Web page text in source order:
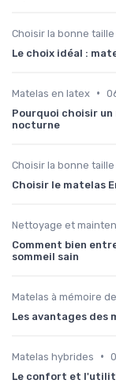
Choisir la bonne taille
Le choix idéal :
Matelas en latex •
Pourquoi choisir
nocturne
Choisir la bonne taille
Choisir le matelas
Nettoyage et
Comment bien
sommeil sain
Matelas à mémoire
Les avantages des
Matelas hybrides •
Le confort et